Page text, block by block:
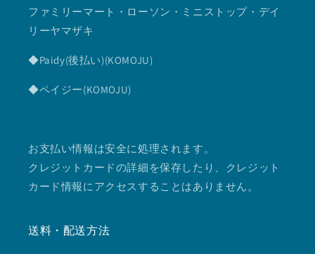
ファミリーマート・ローソン・ミニストップ・デイ
リーヤマザキ
◆Paidy(後払い)(KOMOJU)
◆ペイジー(KOMOJU)
お支払い情報は安全に処理されます。
クレジットカードの詳細を保存したり、クレジット
カード情報にアクセスすることはありません。
送料・配送方法